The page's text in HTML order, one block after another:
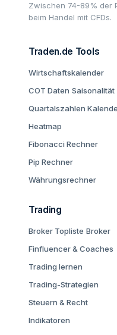
Zwischen 74-89% der
beim Handel mit CFDs.
Traden.de Tools
Wirtschaftskalender
COT Daten Saisonalität
Quartalszahlen
Heatmap
Fibonacci Rechner
Pip Rechner
Währungsrechner
Trading
Broker Topliste Broker
Finfluencer & Coaches
Trading lernen
Trading-Strategien
Steuern & Recht
Indikatoren